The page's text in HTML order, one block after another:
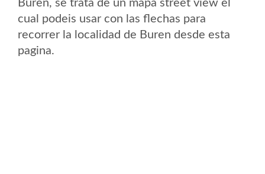
Buren, se trata de un mapa street view el
cual podeis usar con las flechas para
recorrer la localidad de Buren desde esta
pagina.